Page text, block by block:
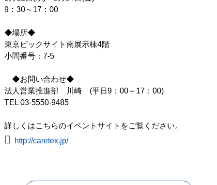
9：30～17：00
◆場所◆
東京ビックサイト南展示棟4階
小間番号：7-5
◆お問い合わせ◆
法人営業推進部 川崎 (平日9：00～17：00)
TEL 03-5550-9485
詳しくはこちらのイベントサイトをご覧ください。
http://caretex.jp/